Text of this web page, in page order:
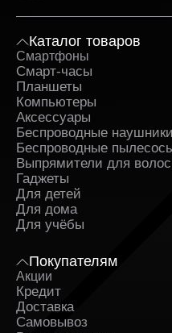
Каталог товаров
Смартфоны
Смарт-часы
Планшеты
Компьютеры
Аксессуары
Беспроводные наушники
Беспроводные
Выпрямители для волос
Гаджеты
Для детей
Для дома
Для учёбы
Покупателям
Акции
Кредит
Доставка
Самовывоз